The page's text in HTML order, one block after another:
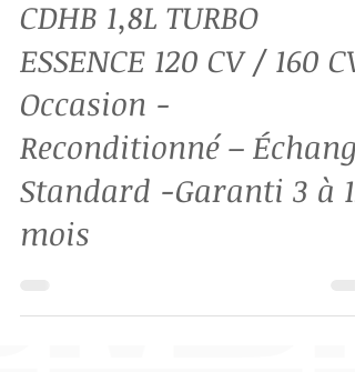
Moteur Audi CDHA-
CDHB 1,8L TURBO
ESSENCE 120 CV / 160 CV
Occasion -
Reconditionné – Échange
Standard -Garanti 3 à 12